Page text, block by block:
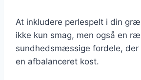
At inkludere perlespelt i din
ikke kun smag, men også en
sundhedsmæssige fordele, der
en afbalanceret kost.